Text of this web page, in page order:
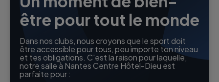
être pour tout le monde
Dans nos clubs, nous croyons que le sport doit
être accessible pour tous, peu importe ton niveau
et tes obligations. C'est la raison pour laquelle,
notre salle à Nantes Centre Hôtel-Dieu est
parfaite pour :